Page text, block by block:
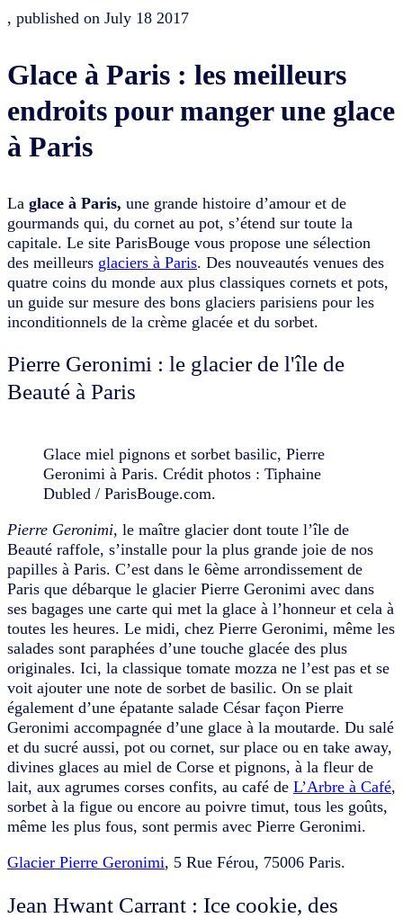
, published on July 18 2017
Glace à Paris : les meilleurs
endroits pour manger une glace
à Paris
La glace à Paris, une grande histoire d’amour et de
gourmands qui, du cornet au pot, s’étend sur toute la
capitale. Le site ParisBouge vous propose une sélection
des meilleurs glaciers à Paris. Des nouveautés venues des
quatre coins du monde aux plus classiques cornets et pots,
un guide sur mesure des bons glaciers parisiens pour les
inconditionnels de la crème glacée et du sorbet.
Pierre Geronimi : le glacier de l'île de
Beauté à Paris
Glace miel pignons et sorbet basilic, Pierre
Geronimi à Paris. Crédit photos : Tiphaine
Dubled / ParisBouge.com.
Pierre Geronimi, le maître glacier dont toute l’île de
Beauté raffole, s’installe pour la plus grande joie de nos
papilles à Paris. C’est dans le 6ème arrondissement de
Paris que débarque le glacier Pierre Geronimi avec dans
ses bagages une carte qui met la glace à l’honneur et cela à
toutes les heures. Le midi, chez Pierre Geronimi, même les
salades sont paraphées d’une touche glacée des plus
originales. Ici, la classique tomate mozza ne l’est pas et se
voit ajouter une note de sorbet de basilic. On se plait
également d’une épatante salade César façon Pierre
Geronimi accompagnée d’une glace à la moutarde. Du salé
et du sucré aussi, pot ou cornet, sur place ou en take away,
divines glaces au miel de Corse et pignons, à la fleur de
lait, aux agrumes corses confits, au café de L’Arbre à Café,
sorbet à la figue ou encore au poivre timut, tous les goûts,
même les plus fous, sont permis avec Pierre Geronimi.
Glacier Pierre Geronimi, 5 Rue Férou, 75006 Paris.
Jean Hwant Carrant : Ice cookie, des